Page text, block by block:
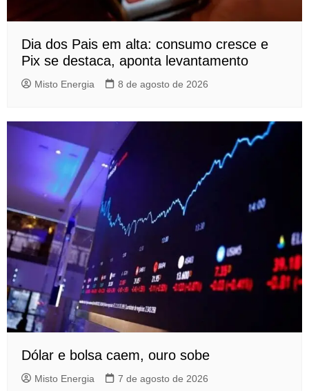
Dia dos Pais em alta: consumo cresce e
Pix se destaca, aponta levantamento
Misto Energia 8 de agosto de 2026
Dólar e bolsa caem, ouro sobe
Misto Energia 7 de agosto de 2026